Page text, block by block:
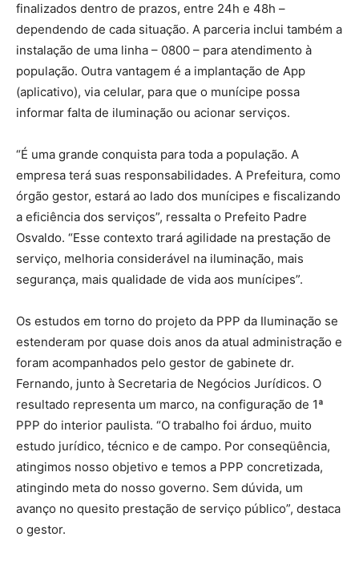
finalizados dentro de prazos, entre 24h e 48h –
dependendo de cada situação. A parceria inclui também a
instalação de uma linha – 0800 – para atendimento à
população. Outra vantagem é a implantação de App
(aplicativo), via celular, para que o munícipe possa
informar falta de iluminação ou acionar serviços.
“É uma grande conquista para toda a população. A
empresa terá suas responsabilidades. A Prefeitura, como
órgão gestor, estará ao lado dos munícipes e fiscalizando
a eficiência dos serviços”, ressalta o Prefeito Padre
Osvaldo. “Esse contexto trará agilidade na prestação de
serviço, melhoria considerável na iluminação, mais
segurança, mais qualidade de vida aos munícipes”.
Os estudos em torno do projeto da PPP da Iluminação se
estenderam por quase dois anos da atual administração e
foram acompanhados pelo gestor de gabinete dr.
Fernando, junto à Secretaria de Negócios Jurídicos. O
resultado representa um marco, na configuração de 1ª
PPP do interior paulista. “O trabalho foi árduo, muito
estudo jurídico, técnico e de campo. Por conseqüência,
atingimos nosso objetivo e temos a PPP concretizada,
atingindo meta do nosso governo. Sem dúvida, um
avanço no quesito prestação de serviço público”, destaca
o gestor.